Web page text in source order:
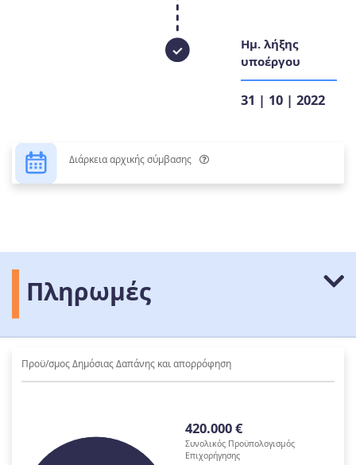
Ημ. λήξης
υποέργου
31 | 10 | 2022
Διάρκεια αρχικής σύμβασης
Πληρωμές
Προϋ/σμος Δημόσιας Δαπάνης και απορρόφηση
420.000 €
Συνολικός Προϋπολογισμός
Επιχορήγησης